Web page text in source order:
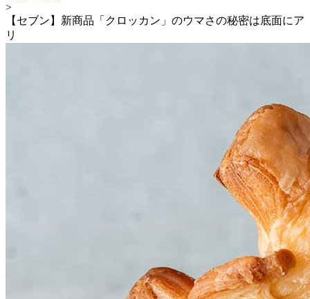
>
【セブン】新商品「クロッカン」のウマさの秘密は底面にア
リ